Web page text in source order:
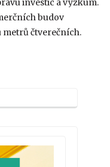
budov
metrů čtverečních.